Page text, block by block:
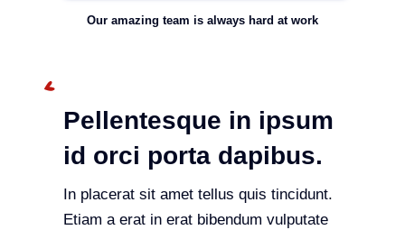
Our amazing team is always hard at work
Pellentesque in ipsum
id orci porta dapibus.
In placerat sit amet tellus quis tincidunt.
Etiam a erat in erat bibendum vulputate